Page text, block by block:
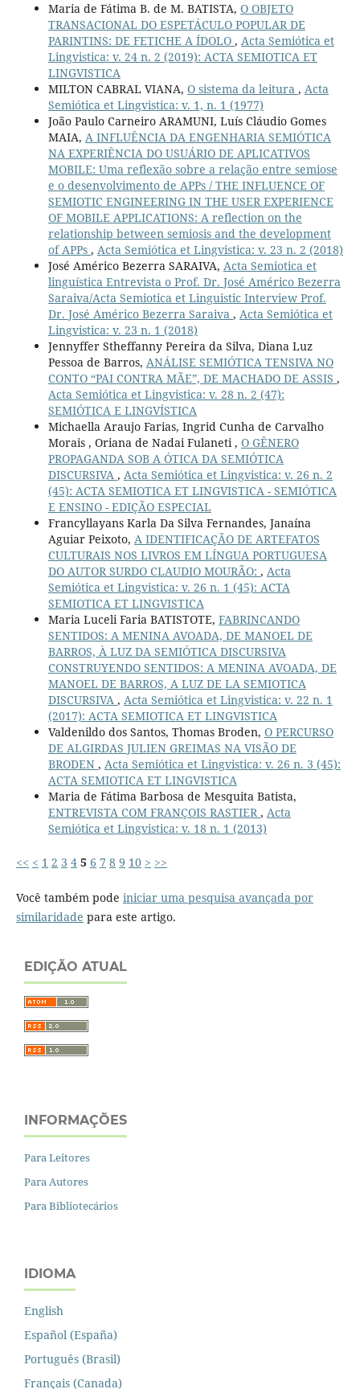
Maria de Fátima B. de M. BATISTA, O OBJETO
TRANSACIONAL DO ESPETÁCULO POPULAR DE
PARINTINS: DE FETICHE A ÍDOLO , Acta Semiótica et
Lingvistica: v. 24 n. 2 (2019): ACTA SEMIOTICA ET
LINGVISTICA
MILTON CABRAL VIANA, O sistema da leitura , Acta
Semiótica et Lingvistica: v. 1, n. 1 (1977)
João Paulo Carneiro ARAMUNI, Luís Cláudio Gomes
MAIA, A INFLUÊNCIA DA ENGENHARIA SEMIÓTICA
NA EXPERIÊNCIA DO USUÁRIO DE APLICATIVOS
MOBILE: Uma reflexão sobre a relação entre semiose
e o desenvolvimento de APPs / THE INFLUENCE OF
SEMIOTIC ENGINEERING IN THE USER EXPERIENCE
OF MOBILE APPLICATIONS: A reflection on the
relationship between semiosis and the development
of APPs , Acta Semiótica et Lingvistica: v. 23 n. 2 (2018)
José Américo Bezerra SARAIVA, Acta Semiotica et
linguística Entrevista o Prof. Dr. José Américo Bezerra
Saraiva/Acta Semiotica et Linguistic Interview Prof.
Dr. José Américo Bezerra Saraiva , Acta Semiótica et
Lingvistica: v. 23 n. 1 (2018)
Jennyffer Stheffanny Pereira da Silva, Diana Luz
Pessoa de Barros, ANÁLISE SEMIÓTICA TENSIVA NO
CONTO “PAI CONTRA MÃE”, DE MACHADO DE ASSIS ,
Acta Semiótica et Lingvistica: v. 28 n. 2 (47):
SEMIÓTICA E LINGVÍSTICA
Michaella Araujo Farias, Ingrid Cunha de Carvalho
Morais , Oriana de Nadai Fulaneti , O GÊNERO
PROPAGANDA SOB A ÓTICA DA SEMIÓTICA
DISCURSIVA , Acta Semiótica et Lingvistica: v. 26 n. 2
(45): ACTA SEMIOTICA ET LINGVISTICA - SEMIÓTICA
E ENSINO - EDIÇÃO ESPECIAL
Francyllayans Karla Da Silva Fernandes, Janaína
Aguiar Peixoto, A IDENTIFICAÇÃO DE ARTEFATOS
CULTURAIS NOS LIVROS EM LÍNGUA PORTUGUESA
DO AUTOR SURDO CLAUDIO MOURÃO: , Acta
Semiótica et Lingvistica: v. 26 n. 1 (45): ACTA
SEMIOTICA ET LINGVISTICA
Maria Luceli Faria BATISTOTE, FABRINCANDO
SENTIDOS: A MENINA AVOADA, DE MANOEL DE
BARROS, À LUZ DA SEMIÓTICA DISCURSIVA
CONSTRUYENDO SENTIDOS: A MENINA AVOADA, DE
MANOEL DE BARROS, A LUZ DE LA SEMIOTICA
DISCURSIVA , Acta Semiótica et Lingvistica: v. 22 n. 1
(2017): ACTA SEMIOTICA ET LINGVISTICA
Valdenildo dos Santos, Thomas Broden, O PERCURSO
DE ALGIRDAS JULIEN GREIMAS NA VISÃO DE
BRODEN , Acta Semiótica et Lingvistica: v. 26 n. 3 (45):
ACTA SEMIOTICA ET LINGVISTICA
Maria de Fátima Barbosa de Mesquita Batista,
ENTREVISTA COM FRANÇOIS RASTIER, Acta
Semiótica et Lingvistica: v. 18 n. 1 (2013)
<< < 1 2 3 4 5 6 7 8 9 10 > >>
Você também pode iniciar uma pesquisa avançada por
similaridade para este artigo.
EDIÇÃO ATUAL
INFORMAÇÕES
Para Leitores
Para Autores
Para Bibliotecários
IDIOMA
English
Español (España)
Português (Brasil)
Français (Canada)